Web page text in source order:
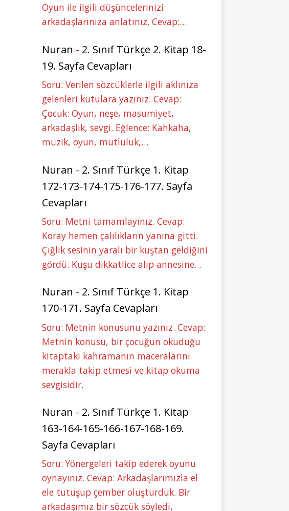
Oyun ile ilgili düşüncelerinizi
arkadaşlarınıza anlatınız. Cevap:…
Nuran - 2. Sınıf Türkçe 2. Kitap 18-
19. Sayfa Cevapları
Soru: Verilen sözcüklerle ilgili aklınıza
gelenleri kutulara yazınız. Cevap:
Çocuk: Oyun, neşe, masumiyet,
arkadaşlık, sevgi. Eğlence: Kahkaha,
müzik, oyun, mutluluk,…
Nuran - 2. Sınıf Türkçe 1. Kitap
172-173-174-175-176-177. Sayfa
Cevapları
Soru: Metni tamamlayınız. Cevap:
Koray hemen çalılıkların yanına gitti.
Çığlık sesinin yaralı bir kuştan geldiğini
gördü. Kuşu dikkatlice alıp annesine…
Nuran - 2. Sınıf Türkçe 1. Kitap
170-171. Sayfa Cevapları
Soru: Metnin konusunu yazınız. Cevap:
Metnin konusu, bir çocuğun okuduğu
kitaptaki kahramanın maceralarını
merakla takip etmesi ve kitap okuma
sevgisidir.
Nuran - 2. Sınıf Türkçe 1. Kitap
163-164-165-166-167-168-169.
Sayfa Cevapları
Soru: Yönergeleri takip ederek oyunu
oynayınız. Cevap: Arkadaşlarımızla el
ele tutuşup çember oluşturduk. Bir
arkadaşımız bir sözcük söyledi,